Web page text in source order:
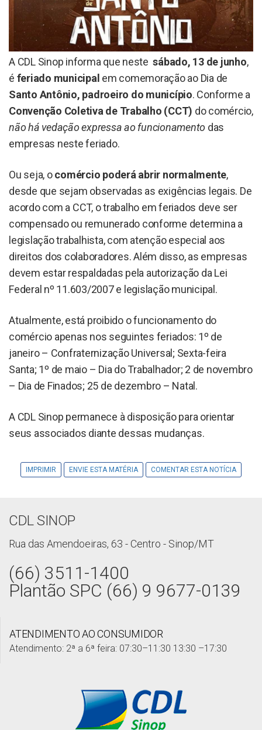
A CDL Sinop informa que nestesábado, 13 de junho,
é feriado municipal em comemoração ao Dia de
Santo Antônio, padroeiro do município. Conforme a
Convenção Coletiva de Trabalho (CCT) do comércio,
não há vedação expressa ao funcionamento das
empresas neste feriado.
Ou seja, ocomércio poderá abrir normalmente,
desde que sejam observadas as exigências legais. De
acordo com a CCT, o trabalho em feriados deve ser
compensado ou remunerado conforme determina a
legislação trabalhista, com atenção especial aos
direitos dos colaboradores. Além disso, as empresas
devem estar respaldadas pela autorização da Lei
Federal nº 11.603/2007 e legislação municipal.
Atualmente, está proibido o funcionamento do
comércio apenas nos seguintes feriados: 1º de
janeiro – Confraternização Universal; Sexta-feira
Santa; 1º de maio – Dia do Trabalhador; 2 de novembro
– Dia de Finados; 25 de dezembro – Natal.
A CDL Sinop permanece à disposição para orientar
seus associados diante dessas mudanças.
IMPRIMIR ENVIE ESTA MATÉRIA COMENTAR ESTA NOTÍCIA
CDL SINOP
Rua das Amendoeiras, 63 - Centro - Sinop/MT
(66) 3511-1400
Plantão SPC (66) 9 9677-0139
ATENDIMENTO AO CONSUMIDOR
Atendimento: 2ª a 6ª feira: 07:30–11:30 13:30 –17:30